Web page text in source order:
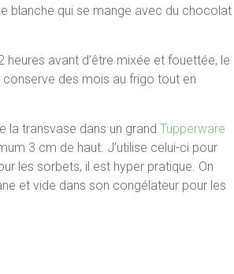
blanche qui se mange avec du chocolat
avant d’être mixée et fouettée, le
des mois au frigo tout en
la transvase dans un grand Tupperware
3 cm de haut. J’utilise celui-ci pour
les sorbets, il est hyper pratique. On
et vide dans son congélateur pour les